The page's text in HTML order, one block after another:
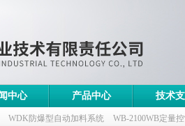
中心 产品中心 技术
WDK防爆型自动加料系统 WB-2100WB定量